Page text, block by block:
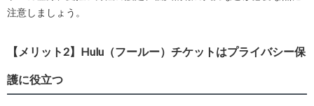
注意しましょう。
【メリット2】Hulu（フールー）チケットはプライバシー保
護に役立つ